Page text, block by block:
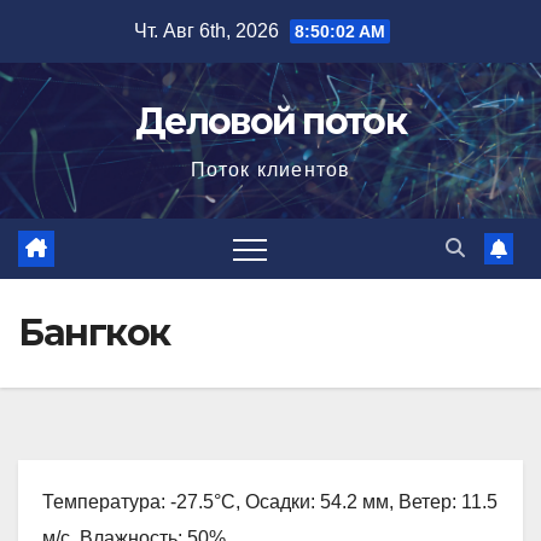
содержимому
Чт. Авг 6th, 2026 8:50:03 AM
Деловой поток
Поток клиентов
Бангкок
Температура: -27.5°C, Осадки: 54.2 мм, Ветер: 11.5